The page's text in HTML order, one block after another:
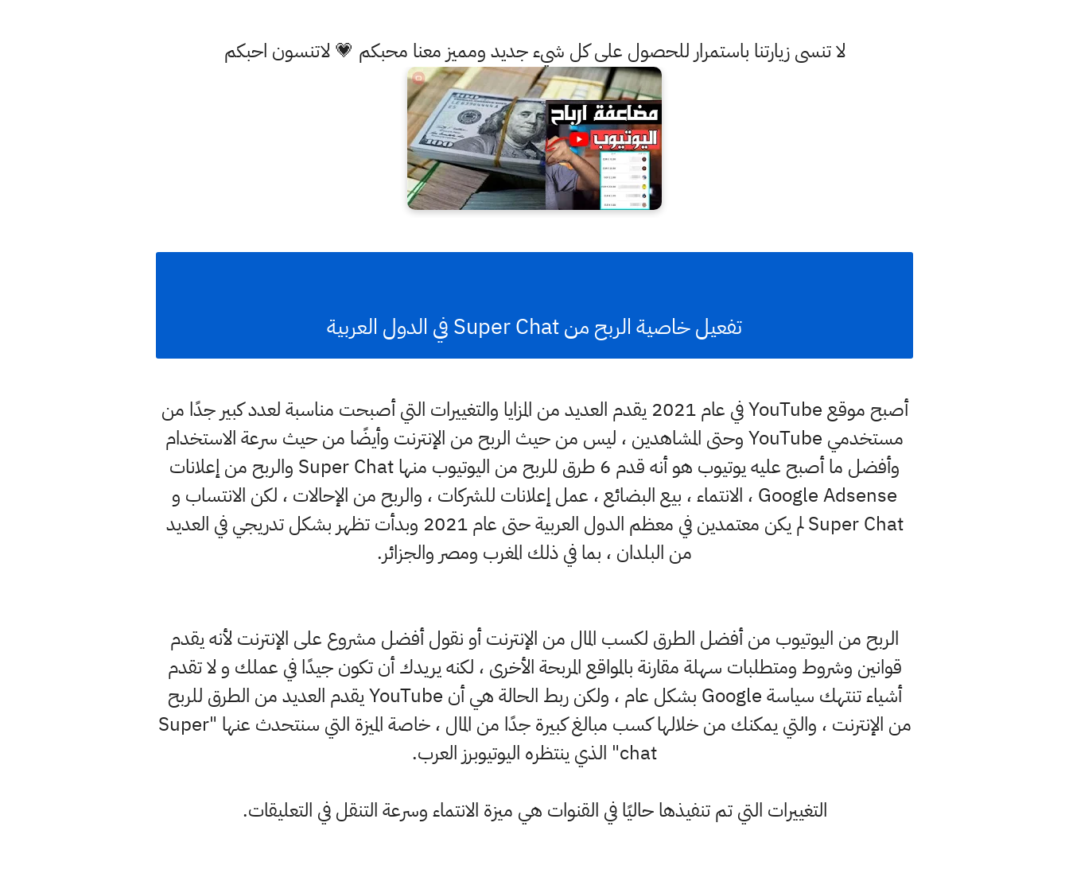
لا تنسى زيارتنا باستمرار للحصول على كل شيء جديد ومميز معنا محبكم 💗 لاتنسون احبكم
تفعيل خاصية الربح من Super Chat في الدول العربية
أصبح موقع YouTube في عام 2021 يقدم العديد من المزايا والتغييرات التي أصبحت مناسبة لعدد كبير جدًا من
مستخدمي YouTube وحتى المشاهدين ، ليس من حيث الربح من الإنترنت وأيضًا من حيث سرعة الاستخدام
وأفضل ما أصبح عليه يوتيوب هو أنه قدم 6 طرق للربح من اليوتيوب منها Super Chat والربح من إعلانات
Google Adsense ، الانتماء ، بيع البضائع ، عمل إعلانات للشركات ، والربح من الإحالات ، لكن الانتساب و
Super Chat لم يكن معتمدين في معظم الدول العربية حتى عام 2021 وبدأت تظهر بشكل تدريجي في العديد
من البلدان ، بما في ذلك المغرب ومصر والجزائر.
الربح من اليوتيوب من أفضل الطرق لكسب المال من الإنترنت أو نقول أفضل مشروع على الإنترنت لأنه يقدم
قوانين وشروط ومتطلبات سهلة مقارنة بالمواقع المربحة الأخرى ، لكنه يريدك أن تكون جيدًا في عملك و لا تقدم
أشياء تنتهك سياسة Google بشكل عام ، ولكن ربط الحالة هي أن YouTube يقدم العديد من الطرق للربح
من الإنترنت ، والتي يمكنك من خلالها كسب مبالغ كبيرة جدًا من المال ، خاصة الميزة التي سنتحدث عنها "Super
chat" الذي ينتظره اليوتيوبرز العرب.
التغييرات التي تم تنفيذها حاليًا في القنوات هي ميزة الانتماء وسرعة التنقل في التعليقات.